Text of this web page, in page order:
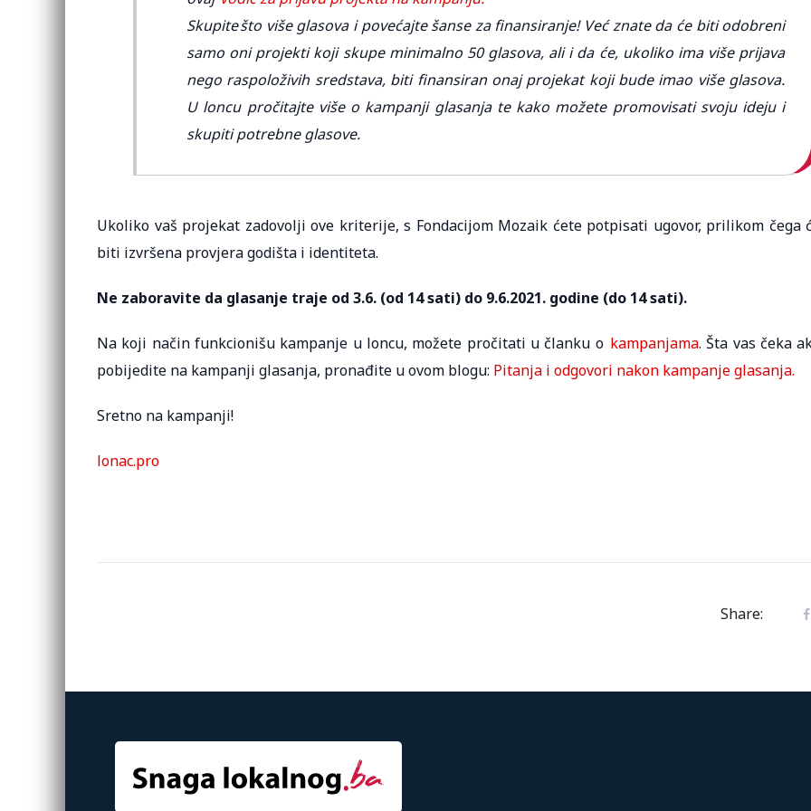
Skupite što više glasova i povećajte šanse za finansiranje! Već znate da će biti odobreni
samo oni projekti koji skupe minimalno 50 glasova, ali i da će, ukoliko ima više prijava
nego raspoloživih sredstava, biti finansiran onaj projekat koji bude imao više glasova.
U loncu pročitajte više o kampanji glasanja te kako možete promovisati svoju ideju i
skupiti potrebne glasove.
Ukoliko vaš projekat zadovolji ove kriterije, s Fondacijom Mozaik ćete potpisati ugovor, prilikom čega
biti izvršena provjera godišta i identiteta.
Ne zaboravite da glasanje traje od 3.6. (od 14 sati) do 9.6.2021. godine (do 14 sati).
Na koji način funkcionišu kampanje u loncu, možete pročitati u članku o kampanjama. Šta vas čeka
pobijedite na kampanji glasanja, pronađite u ovom blogu: Pitanja i odgovori nakon kampanje glasanja.
Sretno na kampanji!
lonac.pro
Share: